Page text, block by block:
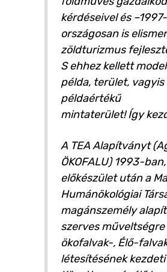
kérdéseivel és
országosan is
zöldturizmus
S ehhez kellett
példa, terület,
példaértékű
mintaterület! Így
A TEA Alapítványt
ÖKOFALU) 1993-
előkészület után a
Humánökológiai
magánszemély
szerves
ökofalvak-, Élő-
létesítésének